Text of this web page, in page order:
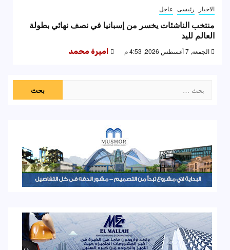
الاخبار رئيسى عاجل
منتخب الناشئات يخسر من إسبانيا في نصف نهائي بطولة
العالم لليد
الجمعة, 7 أغسطس 2026, 4:53 م اميرة محمد
عن: